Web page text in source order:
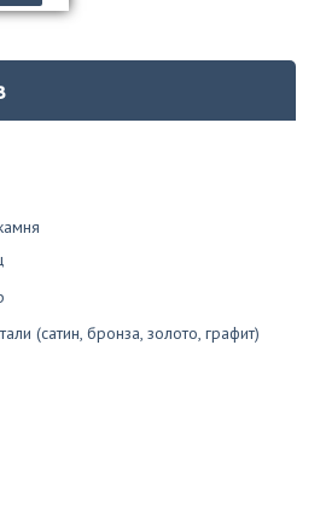
(сатин, бронза, золото, графит)